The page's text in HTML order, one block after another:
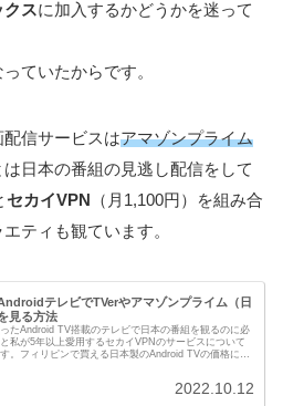
クスに加入するかどうかを迷って
ていたからです。
信サービスはアマゾンプライム
日本の番組の見逃し配信をして
セカイVPN （月1,100円）を組み合
ティも観ています。
テレビでTVerやアマゾンプライム（日
見る方法
たAndroid TV搭載のテレビで日本の番組を観るのに必
私が5年以上愛用するセカイVPNのサービスについて
。フィリピンで買える日本製のAndroid TVの価格につ
2022.10.12